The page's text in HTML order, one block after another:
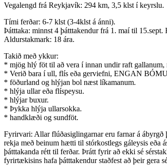
Vegalengd frá Reykjavík: 294 km, 3,5 klst í keyrslu.
Tími ferðar: 6-7 klst (3-4klst á ánni).
Þátttaka: minnst 4 þátttakendur frá 1. maí til 15.sept.
Aldurstakmark: 18 ára.
Takið með ykkur:
* mjög hlý föt til að vera í innan undir raft
* Verið bara í ull, flís eða gerviefni, ENGAN
* föðurland og hlýjan bol næst líkamanum.
* hlýja ullar eða flíspeysu.
* hlýjar buxur.
* Þykka hlýja ullarsokka.
* handklæði og sundföt.
Fyrirvari: Allar flúðasiglingarnar eru farnar á ábyrgð
rekja með beinum hætti til stórkostlegs gáleysis eða
þátttakanda rétt til ferðar. Þrátt fyrir að ekki sé
fyrirtækisins hafa þátttakendur staðfest að þeir gera